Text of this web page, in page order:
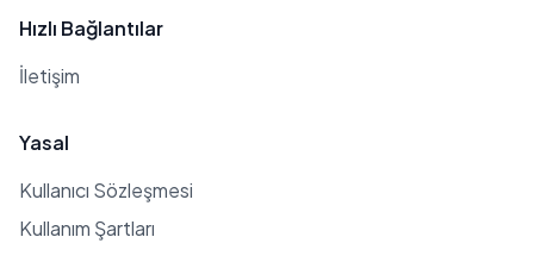
Hızlı Bağlantılar
İletişim
Yasal
Kullanıcı Sözleşmesi
Kullanım Şartları